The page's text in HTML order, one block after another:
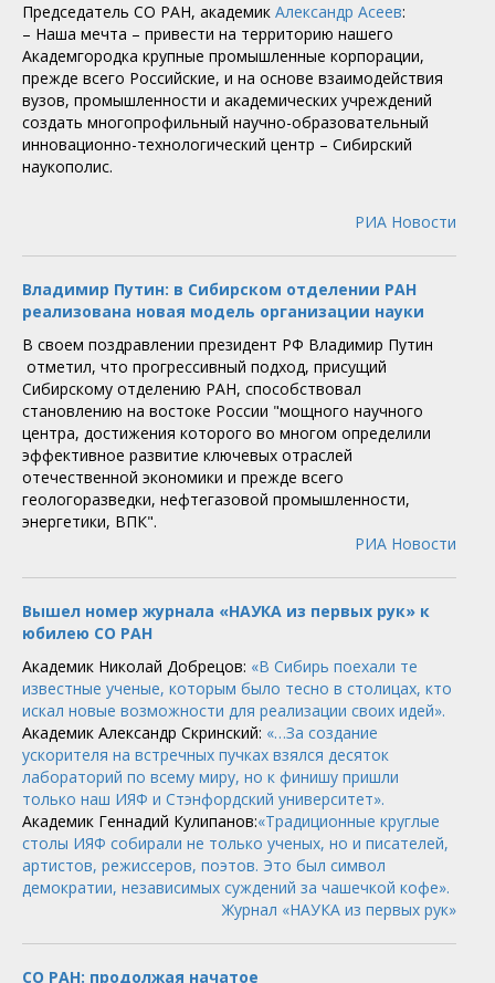
Председатель СО РАН, академик Александр Асеев:
– Наша мечта – привести на территорию нашего
Академгородка крупные промышленные корпорации,
прежде всего Российские, и на основе взаимодействия
вузов, промышленности и академических учреждений
создать многопрофильный научно-образовательный
инновационно-технологический центр – Сибирский
наукополис.
РИА Новости
Владимир Путин: в Сибирском отделении РАН
реализована новая модель организации науки
В своем поздравлении президент РФ Владимир Путин
отметил, что прогрессивный подход, присущий
Сибирскому отделению РАН, способствовал
становлению на востоке России "мощного научного
центра, достижения которого во многом определили
эффективное развитие ключевых отраслей
отечественной экономики и прежде всего
геологоразведки, нефтегазовой промышленности,
энергетики, ВПК".
РИА Новости
Вышел номер журнала «НАУКА из первых рук» к
юбилею СО РАН
Академик Николай Добрецов: «В Сибирь поехали те
известные ученые, которым было тесно в столицах, кто
искал новые возможности для реализации своих идей».
Академик Александр Скринский: «…За создание
ускорителя на встречных пучках взялся десяток
лабораторий по всему миру, но к финишу пришли
только наш ИЯФ и Стэнфордский университет».
Академик Геннадий Кулипанов:«Традиционные круглые
столы ИЯФ собирали не только ученых, но и писателей,
артистов, режиссеров, поэтов. Это был символ
демократии, независимых суждений за чашечкой кофе».
Журнал «НАУКА из первых рук»
СО РАН: продолжая начатое